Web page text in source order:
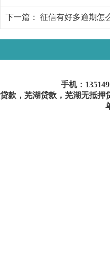
下一篇： 征信有好多逾期怎
手机：
贷款，芜湖贷款，芜湖无抵押